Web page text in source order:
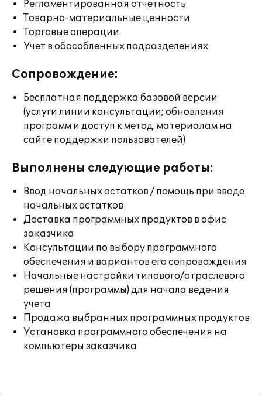
Регламентированная отчетность
Товарно-материальные ценности
Торговые операции
Учет в обособленных подразделениях
Сопровождение:
Бесплатная поддержка базовой версии
(услуги линии консультации; обновления
программ и доступ к метод. материалам на
сайте поддержки пользователей)
Выполнены следующие работы:
Ввод начальных остатков / помощь при вводе
начальных остатков
Доставка программных продуктов в офис
заказчика
Консультации по выбору программного
обеспечения и вариантов его сопровождения
Начальные настройки типового/отраслевого
решения (программы) для начала ведения
учета
Продажа выбранных программных продуктов
Установка программного обеспечения на
компьютеры заказчика